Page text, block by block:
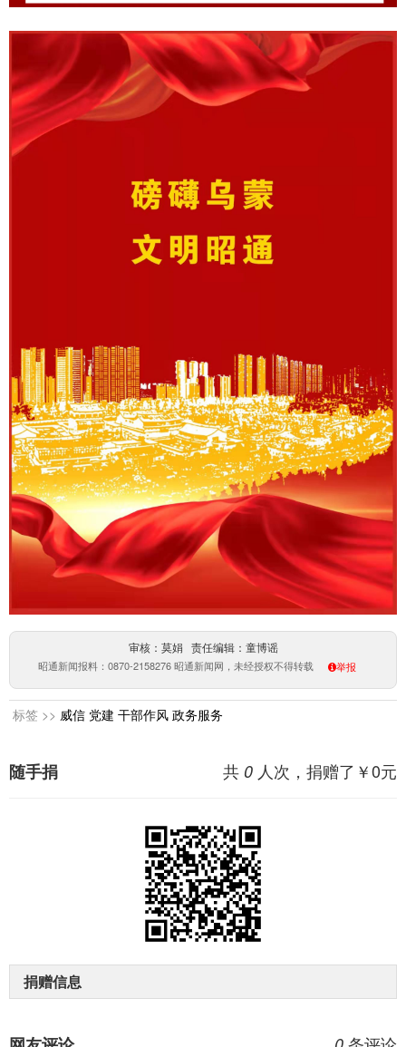
审核：莫娟 责任编辑：童博谣
昭通新闻报料：0870-2158276 昭通新闻网，未经授权不得转载 举报
标签 >> 威信 党建 干部作风 政务服务
共 0 人次，捐赠了￥0元
随手捐
捐赠信息